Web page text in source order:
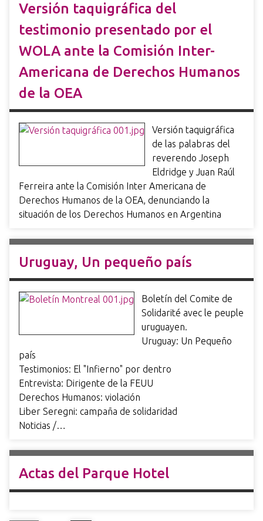
Versión taquigráfica del
testimonio presentado por el
WOLA ante la Comisión Inter-
Americana de Derechos Humanos
de la OEA
Versión taquigráfica
de las palabras del
reverendo Joseph
Eldridge y Juan Raúl
Ferreira ante la Comisión Inter Americana de
Derechos Humanos de la OEA, denunciando la
situación de los Derechos Humanos en Argentina
Uruguay, Un pequeño país
Boletín del Comite de
Solidarité avec le peuple
uruguayen.
Uruguay: Un Pequeño
país
Testimonios: El "Infierno" por dentro
Entrevista: Dirigente de la FEUU
Derechos Humanos: violación
Liber Seregni: campaña de solidaridad
Noticias /…
Actas del Parque Hotel